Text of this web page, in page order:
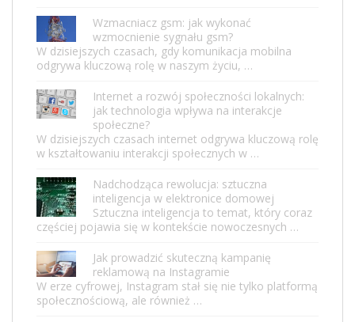
Wzmacniacz gsm: jak wykonać
wzmocnienie sygnału gsm?
W dzisiejszych czasach, gdy komunikacja mobilna
odgrywa kluczową rolę w naszym życiu, …
Internet a rozwój społeczności lokalnych:
jak technologia wpływa na interakcje
społeczne?
W dzisiejszych czasach internet odgrywa kluczową rolę
w kształtowaniu interakcji społecznych w …
Nadchodząca rewolucja: sztuczna
inteligencja w elektronice domowej
Sztuczna inteligencja to temat, który coraz
częściej pojawia się w kontekście nowoczesnych …
Jak prowadzić skuteczną kampanię
reklamową na Instagramie
W erze cyfrowej, Instagram stał się nie tylko platformą
społecznościową, ale również …